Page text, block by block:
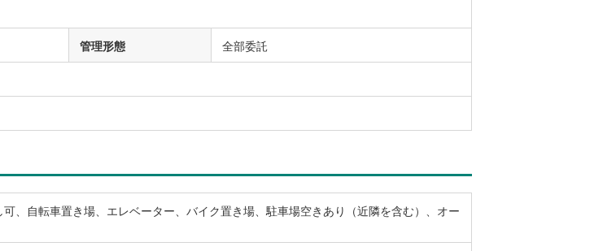
管理形態 全部委託
、自転車置き場、エレベーター、バイク置き場、駐車場空きあり（近隣を含む）、オー